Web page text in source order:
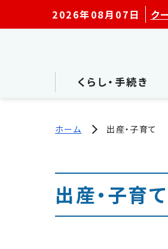
2026年08月07日 ク
くらし・手続き
ホーム 出産・子育て
出産・子育て